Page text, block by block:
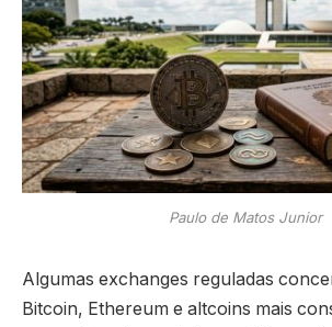
Paulo de Matos Junior
Algumas exchanges reguladas
Bitcoin, Ethereum e altcoins mais